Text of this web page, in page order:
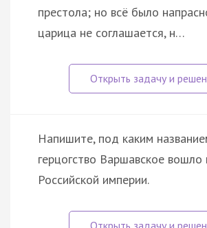
престола; но всё было
царица не соглашается, н…
Напишите, под каким
герцогство Варшавское вошло
Российской империи.